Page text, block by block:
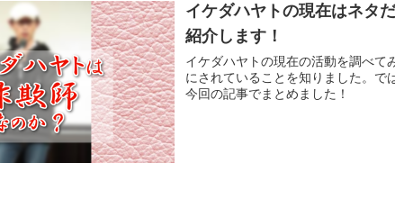
イケダハヤトの現在はネタ
紹介します！
イケダハヤトの現在の活動を調べて
にされていることを知りました。で
今回の記事でまとめました！